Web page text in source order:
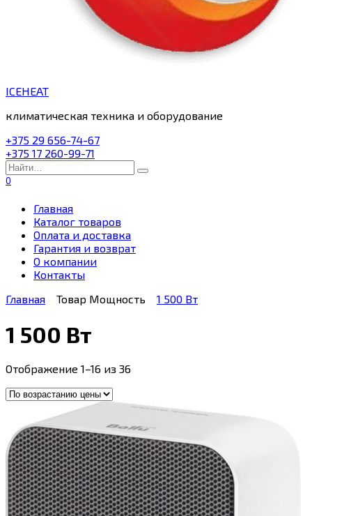
ICEHEAT
климатическая техника и оборудование
+375 29 656-74-67
+375 17 260-99-71
Search
for:
0
Главная
Каталог товаров
Оплата и доставка
Гарантия и возврат
О компании
Контакты
Главная
Товар Мощность 1 500 Вт
1 500 Вт
Отображение 1–16 из 36